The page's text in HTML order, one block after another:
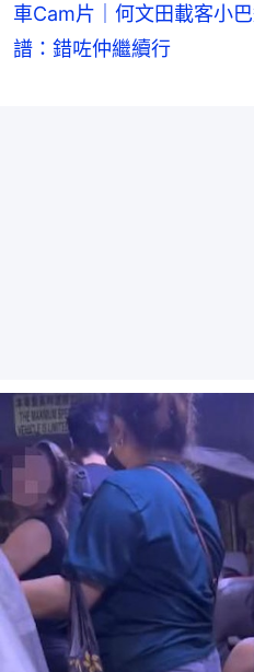
車Cam片｜何文田載客小
譜：錯咗仲繼續行